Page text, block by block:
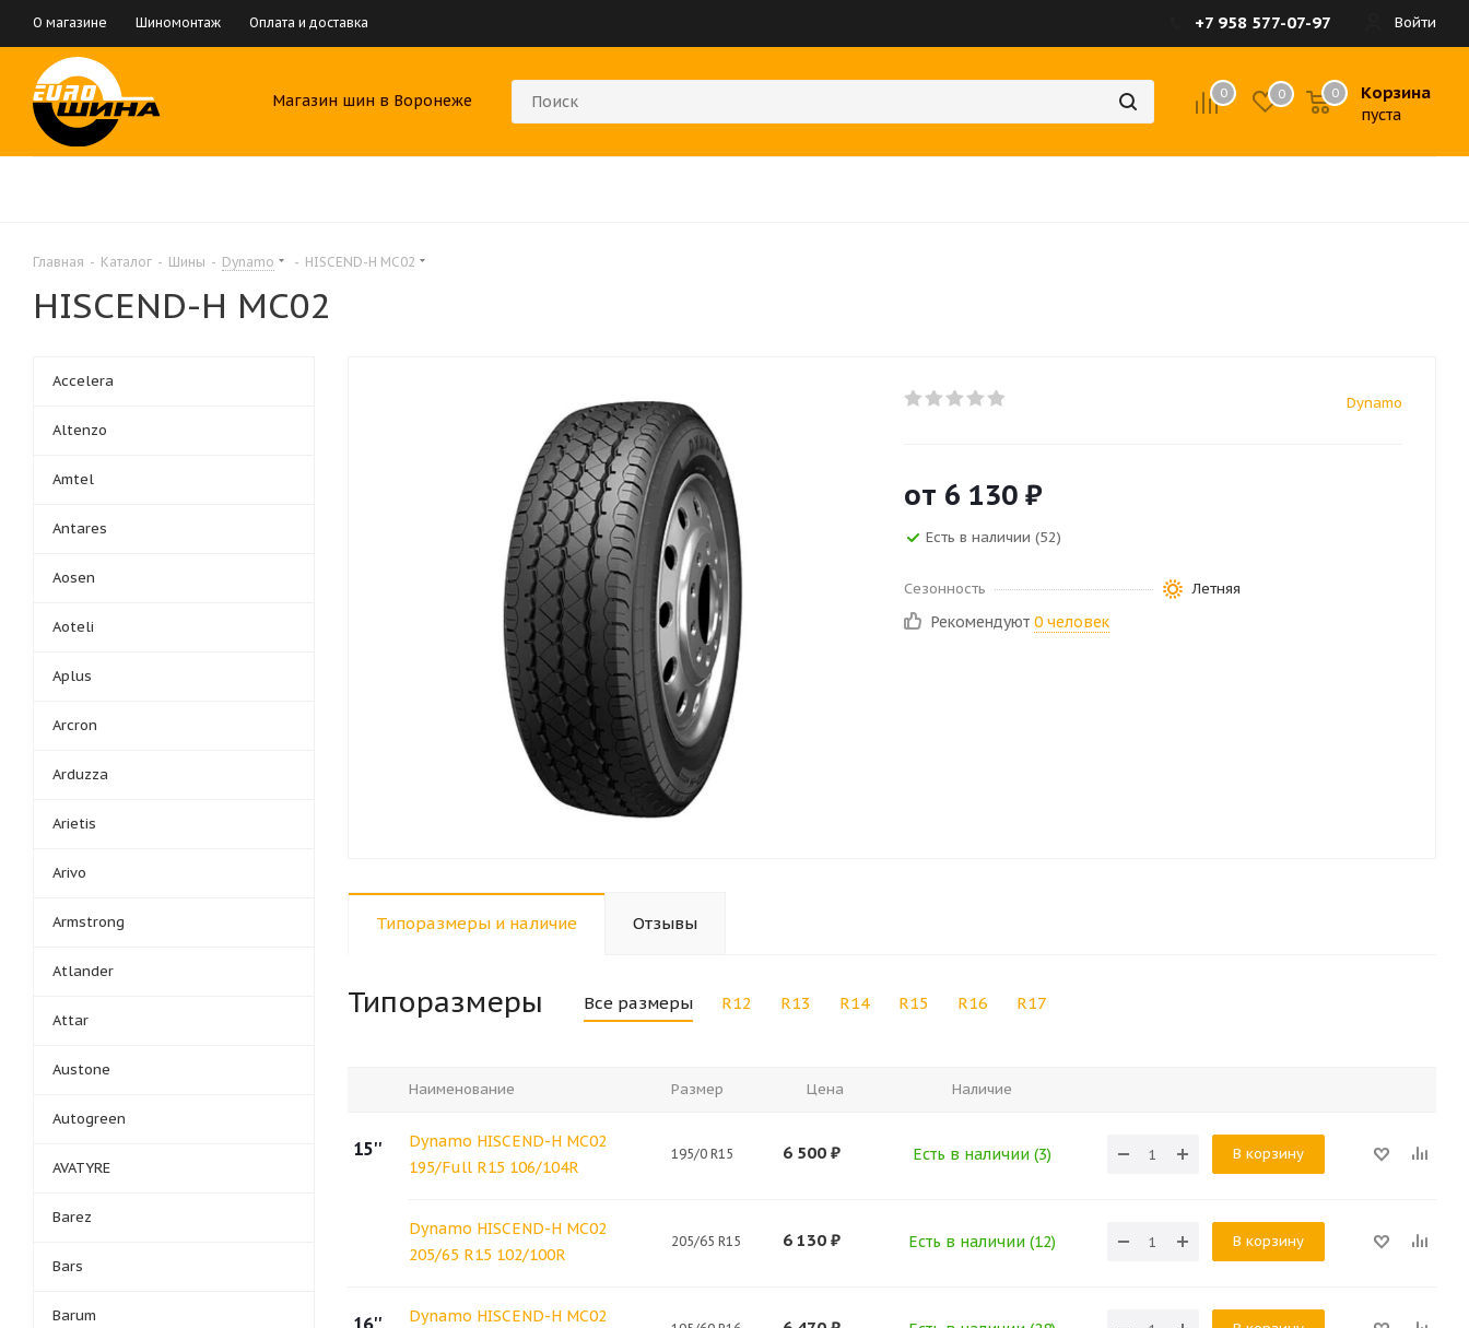
О магазине Шиномонтаж Оплата и доставка Войти
+7 958 577-07-97
Магазин шин в Воронеже 0 0 Корзина
пуста
0
Главная - Каталог - Шины - Dynamo - HISCEND-H MC02
HISCEND-H MC02
Dynamo
от 6 130 ₽
Есть в наличии (52)
Сезонность Летняя
Рекомендуют 0 человек
Типоразмеры и наличие Отзывы
Типоразмеры Все размеры R12 R13 R14 R15 R16 R17
Наименование Размер Цена Наличие
15''
Dynamo HISCEND-H MC02
195/Full R15 106/104R
195/0 R15 6 500 ₽ Есть в наличии (3) В корзину
Dynamo HISCEND-H MC02
205/65 R15 102/100R
205/65 R15 6 130 ₽ Есть в наличии (12) В корзину
16''
Dynamo HISCEND-H MC02
Accelera
Altenzo
Amtel
Antares
Aosen
Aoteli
Aplus
Arcron
Arduzza
Arietis
Arivo
Armstrong
Atlander
Attar
Austone
Autogreen
AVATYRE
Barez
Bars
Barum